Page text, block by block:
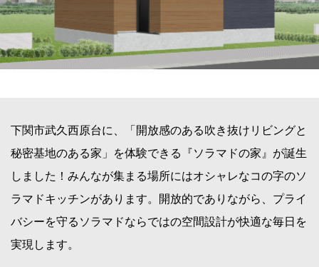
下関市武久西原台に、「開放感のある吹き抜けリビングと
秘密基地のある家」を体験できる『ソラマドの家』が誕生
しました！みんなが集まる場所にはオシャレなコの字のソ
ラマドキッチンがあります。開放的でありながら、プライ
バシーを守るソラマドならではの空間設計が快適な毎日を
実現します。